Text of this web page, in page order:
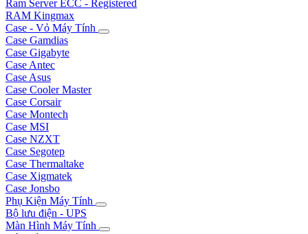
Ram Server ECC - Registered
RAM Kingmax
Case - Vỏ Máy Tính
Case Gamdias
Case Gigabyte
Case Antec
Case Asus
Case Cooler Master
Case Corsair
Case Montech
Case MSI
Case NZXT
Case Segotep
Case Thermaltake
Case Xigmatek
Case Jonsbo
Phụ Kiện Máy Tính
Bộ lưu điện - UPS
Màn Hình Máy Tính